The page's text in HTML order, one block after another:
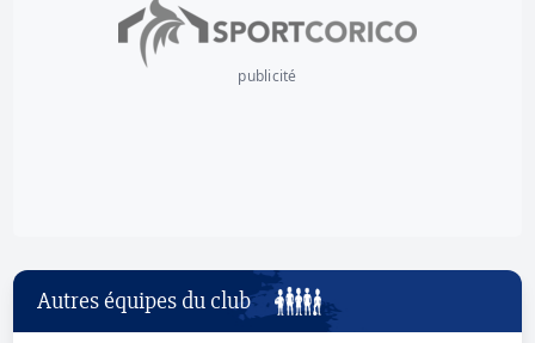
publicité
Autres équipes du club